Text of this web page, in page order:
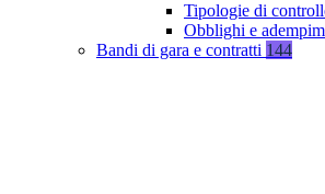
Tipologie di
Obblighi e
Bandi di gara e contratti 144